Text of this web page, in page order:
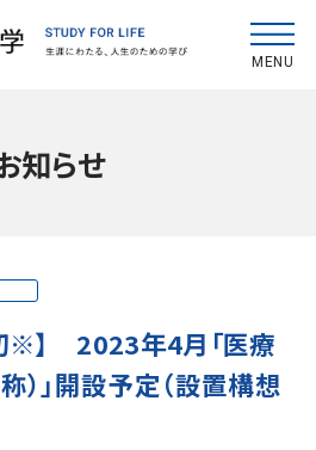
MENU
知らせ
※】 2023年4月「医療
」開設予定（設置構想